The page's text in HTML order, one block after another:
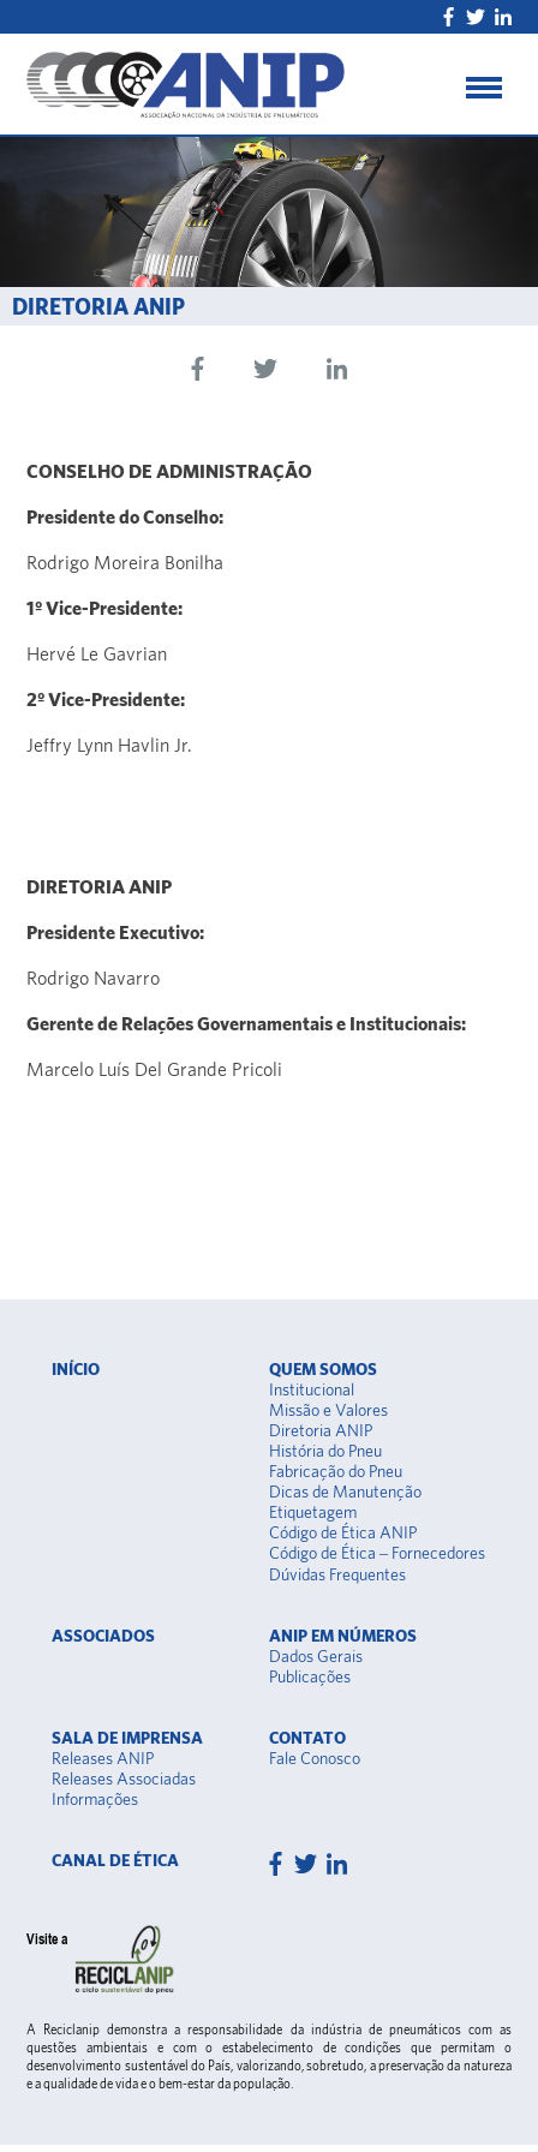
DIRETORIA ANIP
CONSELHO DE ADMINISTRAÇÃO
Presidente do Conselho:
Rodrigo Moreira Bonilha
1º Vice-Presidente:
Hervé Le Gavrian
2º Vice-Presidente:
Jeffry Lynn Havlin Jr.
DIRETORIA ANIP
Presidente Executivo:
Rodrigo Navarro
Gerente de Relações Governamentais e Institucionais:
Marcelo Luís Del Grande Pricoli
INÍCIO
QUEM SOMOS
Institucional
Missão e Valores
Diretoria ANIP
História do Pneu
Fabricação do Pneu
Dicas de Manutenção
Etiquetagem
Código de Ética ANIP
Código de Ética – Fornecedores
Dúvidas Frequentes
ASSOCIADOS
ANIP EM NÚMEROS
Dados Gerais
Publicações
SALA DE IMPRENSA
Releases ANIP
Releases Associadas
Informações
CONTATO
Fale Conosco
CANAL DE ÉTICA
Visite a
A Reciclanip demonstra a responsabilidade da indústria de pneumáticos com as
questões ambientais e com o estabelecimento de condições que permitam o
desenvolvimento sustentável do País, valorizando, sobretudo, a preservação da natureza
e a qualidade de vida e o bem-estar da população.